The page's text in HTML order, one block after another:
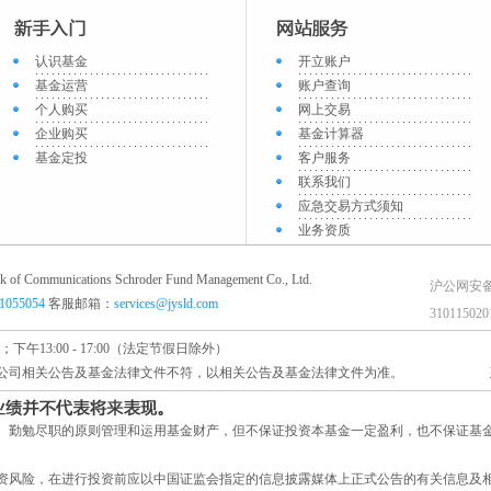
认识基金
基金运营
个人购买
企业购买
基金定投
开立账户
账户查询
网上交易
基金计算器
客户服务
联系我们
应急交易方式须知
业务资质
Communications Schroder Fund Management Co., Ltd.
客服邮箱： services@jysld.com
沪公网安
下午13:00 - 17:00（法定节假日除外）
相关公告及基金法律文件不符，以相关公告及基金法律文件为准。
勉尽职的原则管理和运用基金财产，但不保证投资本基金一定盈利，也不保证
险，在进行投资前应以中国证监会指定的信息披露媒体上正式公告的有关信息及